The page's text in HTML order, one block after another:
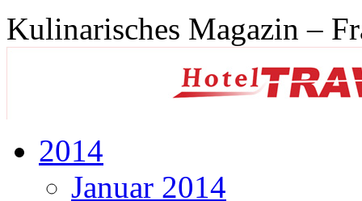
Kulinarisches Magazin –
2014
Januar 2014